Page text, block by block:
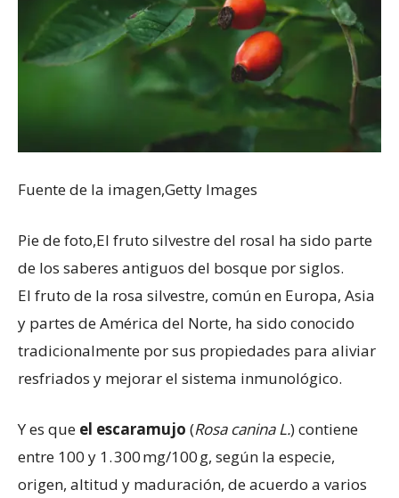
Fuente de la imagen,Getty Images
Pie de foto,El fruto silvestre del rosal ha sido parte
de los saberes antiguos del bosque por siglos.
El fruto de la rosa silvestre, común en Europa, Asia
y partes de América del Norte, ha sido conocido
tradicionalmente por sus propiedades para aliviar
resfriados y mejorar el sistema inmunológico.
Y es que el escaramujo (Rosa canina L.) contiene
entre 100 y 1. 300 mg/100 g, según la especie,
origen, altitud y maduración, de acuerdo a varios